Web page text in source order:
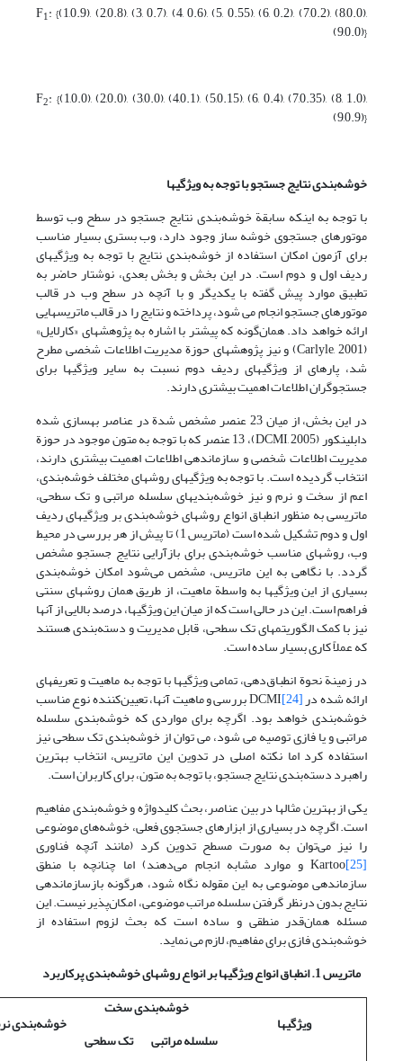
F1: {(1,0.9), (2,0.8), (3, 0.7), (4, 0.6), (5, 0.55), (6, 0.2), (7,0.2), (8,0.0),
(9,0.0)}
F2: {(1,0.0), (2,0.0), (3,0.0), (4,0.1), (5,0.15), (6, 0.4), (7,0.35), (8, 1.0),
(9,0.9)}
خوشه‌بندی نتایج جستجو با توجه به ویژگیها
با توجه به اینکه سابقة خوشه‌بندی نتایج جستجو در سطح وب توسط
موتورهای جستجوی خوشه ساز وجود دارد، وب بستری بسیار مناسب
برای آزمون امکان استفاده از خوشه‌بندی نتایج با توجه به ویژگیهای
ردیف اول و دوم است. در این بخش و بخش بعدی، نوشتار حاضر به
تطبیق موارد پیش گفته با یکدیگر و با آنچه در سطح وب در قالب
موتورهای جستجو انجام می شود، پرداخته و نتایج را در قالب ماتریسهایی
ارائه خواهد داد. همان‌گونه که پیشتر با اشاره به پژوهشهای «کارلایل»
(Carlyle, 2001) و نیز پژوهشهای حوزة مدیریت اطلاعات شخصی مطرح
شد، پاره‏ای از ویژگیهای ردیف دوم نسبت به سایر ویژگیها برای
جستجوگران اطلاعات اهمیت بیشتری دارند.
در این بخش، از میان 23 عنصر مشخص شدة در عناصر بهسازی شده
دابلین‏کور (DCMI, 2005)، 13 عنصر که با توجه به متون موجود در حوزة
مدیریت اطلاعات شخصی و سازماندهی اطلاعات اهمیت بیشتری دارند،
انتخاب گردیده است. با توجه به ویژگیهای روشهای مختلف خوشه‌بندی،
اعم از سخت و نرم و نیز خوشه‌بندیهای سلسله مراتبی و تک سطحی،
ماتریسی به منظور انطباق انواع روشهای خوشه‌بندی بر ویژگیهای ردیف
اول و دوم تشکیل شده است (ماتریس 1) تا پیش از هر بررسی در محیط
وب، روشهای مناسب خوشه‌بندی برای بازآرایی نتایج جستجو مشخص
گردد. با نگاهی به این ماتریس، مشخص می‌شود امکان خوشه‌بندی
بسیاری از این ویژگیها به واسطة ماهیت، از طریق همان روشهای سنتی
فراهم است. این در حالی است که از میان این ویژگیها، درصد بالایی از آنها
نیز با کمک الگوریتمهای تک سطحی، قابل مدیریت و دسته‌بندی هستند
که عملاً کاری بسیار ساده است.
در زمینة نحوة انطباق‌دهی، تمامی ویژگیها با توجه به ماهیت و تعریفهای
ارائه شده در[24] DCMI بررسی و ماهیت آنها، تعیین‌کننده نوع مناسب
خوشه‌بندی خواهد بود. اگرچه برای مواردی که خوشه‌بندی سلسله
مراتبی و یا فازی توصیه می شود، می توان از خوشه‌بندی تک سطحی نیز
استفاده کرد اما نکته اصلی در تدوین این ماتریس، انتخاب بهترین
راهبرد دسته‌بندی نتایج جستجو، با توجه به متون، برای کاربران است.
یکی از بهترین مثالها در بین عناصر، بحث کلیدواژه و خوشه‌بندی مفاهیم
است. اگرچه در بسیاری از ابزارهای جستجوی فعلی، خوشه‌های موضوعی
را نیز می‌توان به صورت مسطح تدوین کرد (مانند آنچه فناوری
Kartoo[25] و موارد مشابه انجام می‌دهند) اما چنانچه با منطق
سازماندهی موضوعی به این مقوله نگاه شود، هرگونه بازسازماندهی
نتایج بدون درنظر گرفتن سلسله مراتب موضوعی، امکان‌پذیر نیست. این
مسئله همان‌قدر منطقی و ساده است که بحث لزوم استفاده از
خوشه‌بندی فازی برای مفاهیم، لازم می نماید.
ماتریس 1. انطباق انواع ویژگیها بر انواع روشهای خوشه‌بندی پرکاربرد
ویژگیها
خوشه‌بندی سخت
خوشه‌بندی
سلسله مراتبی تک سطحی